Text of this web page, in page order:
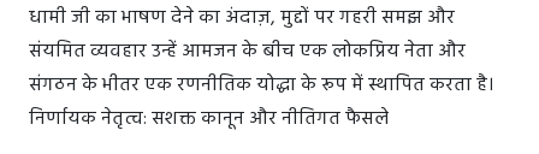
धामी जी का भाषण देने का अंदाज़, मुद्दों पर गहरी समझ और
संयमित व्यवहार उन्हें आमजन के बीच एक लोकप्रिय नेता और
संगठन के भीतर एक रणनीतिक योद्धा के रूप में स्थापित करता है।
निर्णायक नेतृत्व: सशक्त कानून और नीतिगत फैसले